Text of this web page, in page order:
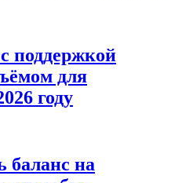
поддержкой
для
году
баланс на